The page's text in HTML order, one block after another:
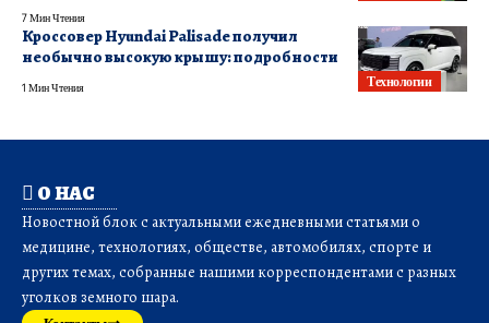
7 Мин Чтения
Технологии
Кроссовер Hyundai Palisade получил
необычно высокую крышу: подробности
1 Мин Чтения
О НАС
Новостной блок с актуальными ежедневными статьями о
медицине, технологиях, обществе, автомобилях, спорте и
других темах, собранные нашими корреспондентами с разных
уголков земного шара.